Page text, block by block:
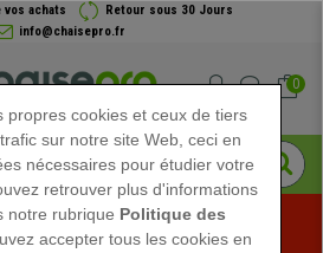
vos achats
Retour sous 30 Jours
info@chaisepro.fr
0
propres cookies et ceux de tiers
sur notre site Web, ceci en
nécessaires pour étudier votre
retrouver plus d'informations
notre rubrique Politique des
accepter tous les cookies en